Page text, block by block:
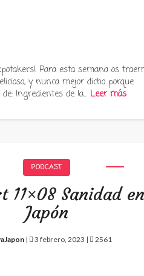
Para esta semana os
y nunca mejor dicho porque
de: Ingredientes de la…Leer más
PODCAST
11×08 Sanidad en
Japón
| 3 febrero, 2023 | 2561